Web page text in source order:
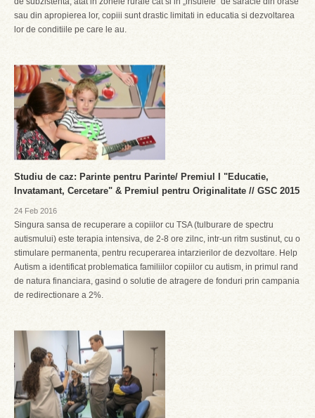
sau din apropierea lor, copiii sunt drastic limitati in educatia si dezvoltarea
lor de conditiile pe care le au.
Studiu de caz: Parinte pentru Parinte/ Premiul I "Educatie,
Invatamant, Cercetare" & Premiul pentru Originalitate // GSC 2015
24 Feb 2016
Singura sansa de recuperare a copiilor cu TSA (tulburare de spectru
autismului) este terapia intensiva, de 2-8 ore zilnc, intr-un ritm sustinut, cu o
stimulare permanenta, pentru recuperarea intarzierilor de dezvoltare. Help
Autism a identificat problematica familiilor copiilor cu autism, in primul rand
de natura financiara, gasind o solutie de atragere de fonduri prin campania
de redirectionare a 2%.